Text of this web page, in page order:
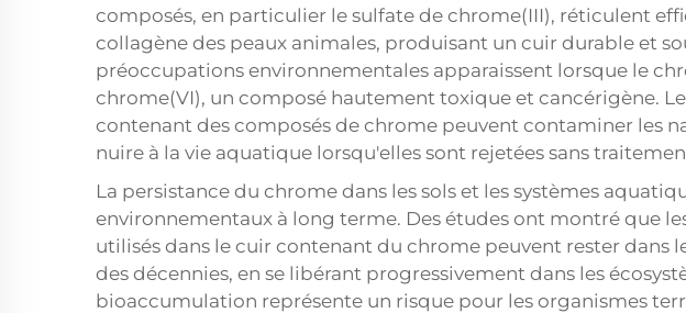
composés, en particulier le sulfate de chrome(III), réticulent
collagène des peaux animales, produisant un cuir durable et
préoccupations environnementales apparaissent lorsque le
chrome(VI), un composé hautement toxique et cancérigène.
contenant des composés de chrome peuvent contaminer les
nuire à la vie aquatique lorsqu'elles sont rejetées sans
La persistance du chrome dans les sols et les systèmes
environnementaux à long terme. Des études ont montré que
utilisés dans le cuir contenant du chrome peuvent rester dans
des décennies, en se libérant progressivement dans les
bioaccumulation représente un risque pour les organismes